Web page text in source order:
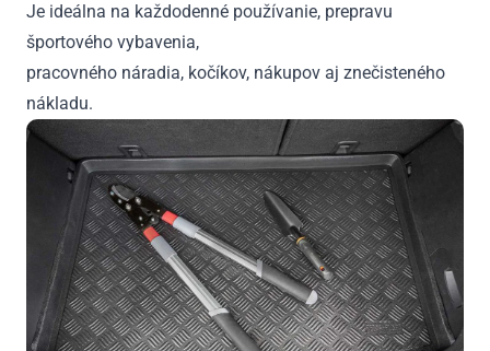
Je ideálna na každodenné používanie, prepravu
športového vybavenia,
pracovného náradia, kočíkov, nákupov aj znečisteného
nákladu.